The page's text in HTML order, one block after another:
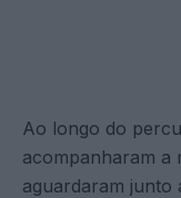
Ao longo do
acompanharam a
aguardaram junto